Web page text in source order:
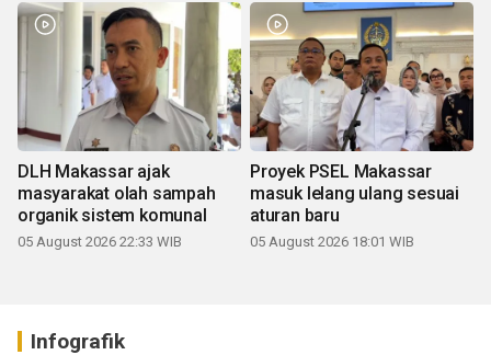
DLH Makassar ajak
masyarakat olah sampah
organik sistem komunal
05 August 2026 22:33 WIB
Proyek PSEL Makassar
masuk lelang ulang sesuai
aturan baru
05 August 2026 18:01 WIB
Infografik